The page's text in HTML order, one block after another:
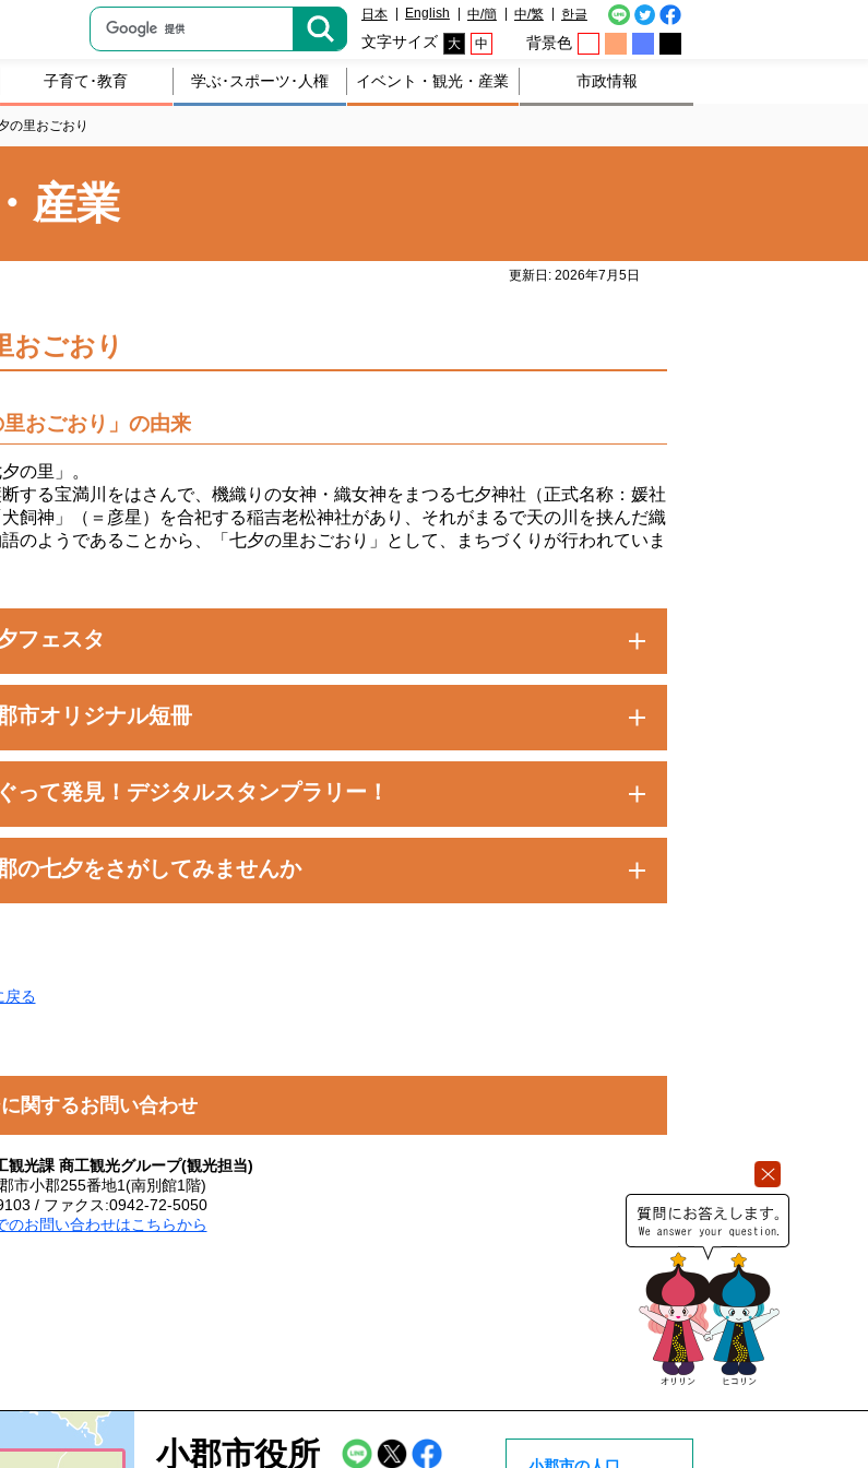
日本 English 中/簡 中/繁 한글
文字サイズ 大 中 背景色
子育て･教育 学ぶ･スポーツ･人権 イベント・観光・産業 市政情報
の里おごおり
産業
更新日: 2026年7月5日
おごおり
里おごおり」の由来
の里」。
する宝満川をはさんで、機織りの女神・織女神をまつる七夕神社（正式名称：媛社
飼神」（＝彦星）を合祀する稲吉老松神社があり、それがまるで天の川を挟んだ織
のようであることから、「七夕の里おごおり」として、まちづくりが行われていま
フェスタ
市オリジナル短冊
って発見！デジタルスタンプラリー！
の七夕をさがしてみませんか
戻る
関するお問い合わせ
観光課 商工観光グループ(観光担当)
市小郡255番地1(南別館1階)
/ ファクス:0942-72-5050
のお問い合わせはこちらから
小郡市役所